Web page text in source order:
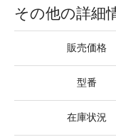
その他の詳細
販売価格
型番
在庫状況